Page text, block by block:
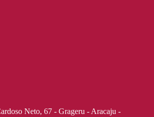
Neto, 67 - Grageru - Aracaju -